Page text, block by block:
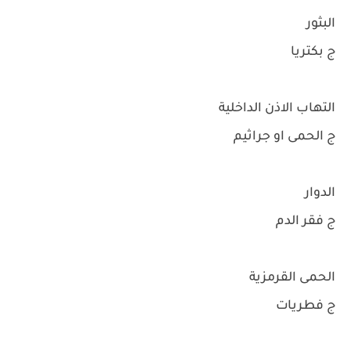
البثور
ج بكتريا
التهاب الاذن الداخلية
ج الحمى او جراثيم
الدوار
ج فقر الدم
الحمى القرمزية
ج فطريات